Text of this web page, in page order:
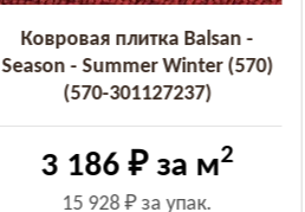
Ковровая плитка Balsan -
Season - Summer Winter (570)
(570-301127237)
3 186 ₽за м2
15 928 ₽за упак.